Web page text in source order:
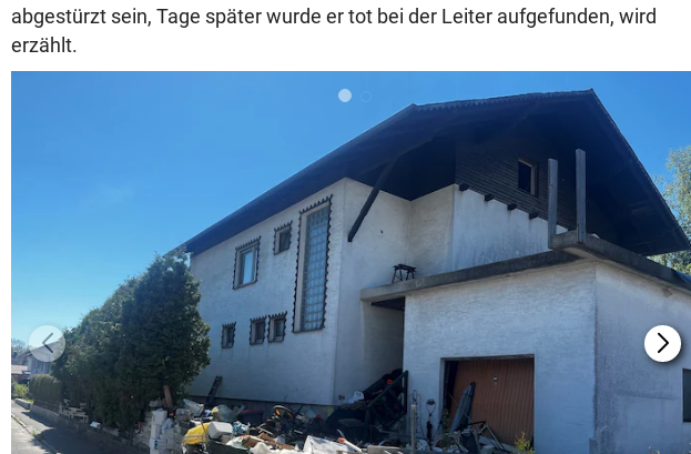
abgestürzt sein, Tage später wurde er tot bei der Leiter aufgefunden, wird
erzählt.